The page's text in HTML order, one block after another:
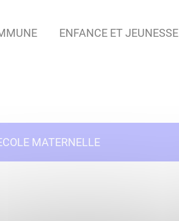
ENFANCE ET JEUNESSE
MATERNELLE